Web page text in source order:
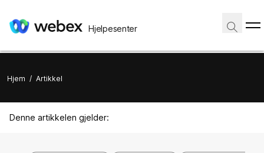
Hjelpesenter
Hjem / Artikkel
Denne artikkelen gjelder: